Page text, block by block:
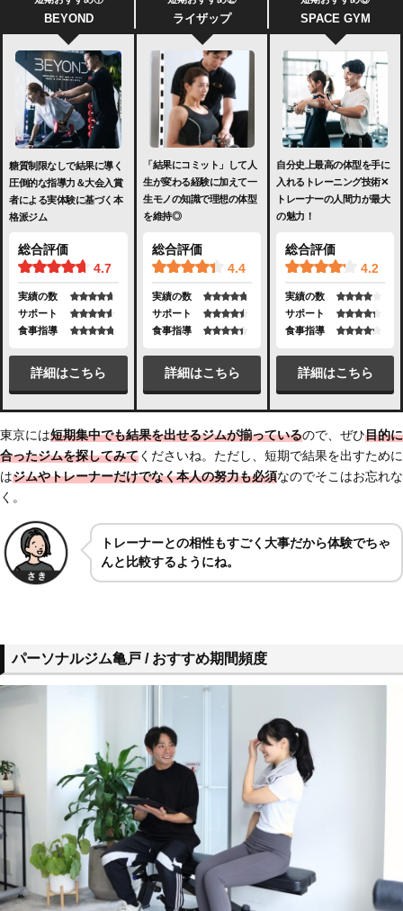
BEYOND ライザップ SPACE GYM
糖質制限なしで結果に導く
圧倒的な指導力＆大会入賞
者による実体験に基づく本
格派ジム
総合評価
4.7
実績の数
サポート
食事指導
詳細はこちら
「結果にコミット」して人
生が変わる経験に加えて一
生モノの知識で理想の体型
を維持◎
総合評価
4.4
実績の数
サポート
食事指導
詳細はこちら
自分史上最高の体型を手に
入れるトレーニング技術✕
トレーナーの人間力が最大
の魅力！
総合評価
4.2
実績の数
サポート
食事指導
詳細はこちら
東京には短期集中でも結果を出せるジムが揃っているので、ぜひ目的に
合ったジムを探してみてくださいね。ただし、短期で結果を出すために
はジムやトレーナーだけでなく本人の努力も必須なのでそこはお忘れな
く。
トレーナーとの相性もすごく大事だから体験でちゃ
んと比較するようにね。
パーソナルジム亀戸 / おすすめ期間頻度